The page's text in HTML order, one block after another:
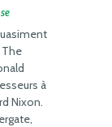
à
Nixon.